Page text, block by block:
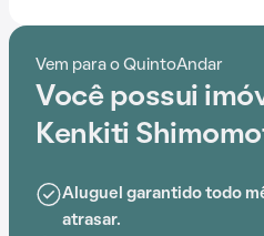
benefício acessível aos
Vem para o QuintoAndar
Você possui
Kenkiti
Aluguel garantido todo
atrasar.